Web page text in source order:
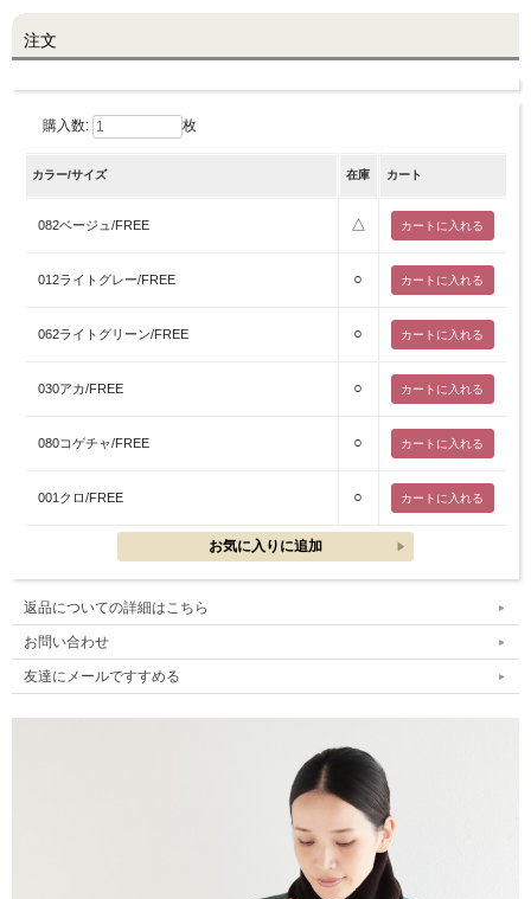
注文
購入数: 枚
カラー/サイズ 在庫 カート
082ベージュ/FREE △
012ライトグレー/FREE ○
062ライトグリーン/FREE ○
030アカ/FREE ○
080コゲチャ/FREE ○
001クロ/FREE ○
返品についての詳細はこちら
お問い合わせ
友達にメールですすめる